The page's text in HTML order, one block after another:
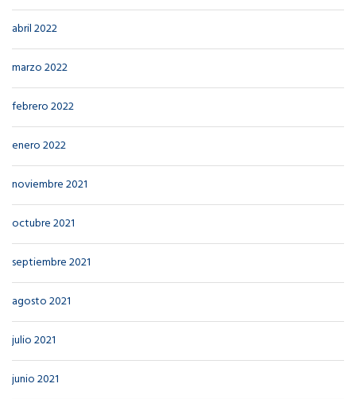
abril 2022
marzo 2022
febrero 2022
enero 2022
noviembre 2021
octubre 2021
septiembre 2021
agosto 2021
julio 2021
junio 2021